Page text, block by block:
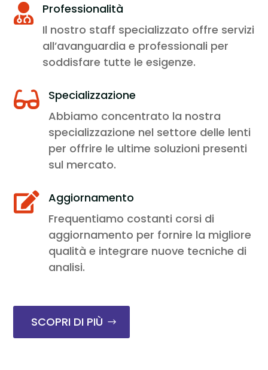

Professionalità
Il nostro staff specializzato offre servizi
all’avanguardia e professionali per
soddisfare tutte le esigenze.

Specializzazione
Abbiamo concentrato la nostra
specializzazione nel settore delle lenti
per offrire le ultime soluzioni presenti
sul mercato.

Aggiornamento
Frequentiamo costanti corsi di
aggiornamento per fornire la migliore
qualità e integrare nuove tecniche di
analisi.
SCOPRI DI PIÙ